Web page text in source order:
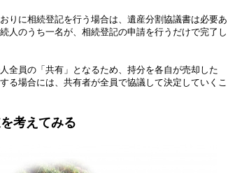
りに相続登記を行う場合は、遺産分割協議書は必要あ
人のうち一名が、相続登記の申請を行うだけで完了し
全員の「共有」となるため、持分を各自が売却した
る場合には、共有者が全員で協議して決定していくこ
考えてみる